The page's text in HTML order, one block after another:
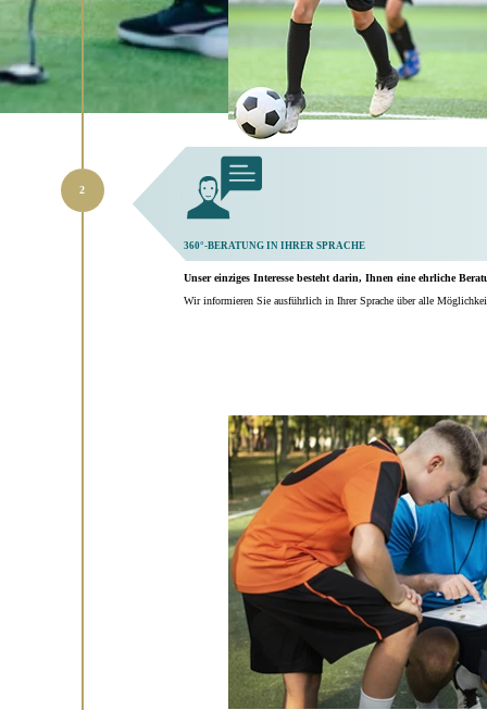
360°-BERATUNG IN IHRER SPRACHE
Unser einziges Interesse besteht darin, Ihnen eine ehrliche
Wir informieren Sie ausführlich in Ihrer Sprache über alle